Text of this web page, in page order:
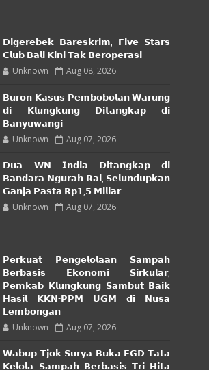
𝗗𝗶𝗴𝗲𝗿𝗲𝗯𝗲𝗸 𝗕𝗮𝗿𝗲𝘀𝗸𝗿𝗶𝗺, 𝗙𝗶𝘃𝗲 𝗦𝘁𝗮𝗿𝘀
𝗖𝗹𝘂𝗯 𝗕𝗮𝗹𝗶 𝗞𝗶𝗻𝗶 𝗧𝗮𝗸 𝗕𝗲𝗿𝗼𝗽𝗲𝗿𝗮𝘀𝗶
Unknown Aug 08, 2026
𝗕𝘂𝗿𝗼𝗻 𝗞𝗮𝘀𝘂𝘀 𝗣𝗲𝗺𝗯𝗼𝗯𝗼𝗹𝗮𝗻 𝗪𝗮𝗿𝘂𝗻𝗴
𝗱𝗶 𝗞𝗹𝘂𝗻𝗴𝗸𝘂𝗻𝗴 𝗗𝗶𝘁𝗮𝗻𝗴𝗸𝗮𝗽 𝗱𝗶
𝗕𝗮𝗻𝘆𝘂𝘄𝗮𝗻𝗴𝗶
Unknown Aug 07, 2026
𝗗𝘂𝗮 𝗪𝗡 𝗜𝗻𝗱𝗶𝗮 𝗗𝗶𝘁𝗮𝗻𝗴𝗸𝗮𝗽 𝗱𝗶
𝗕𝗮𝗻𝗱𝗮𝗿𝗮 𝗡𝗴𝘂𝗿𝗮𝗵 𝗥𝗮𝗶, 𝗦𝗲𝗹𝘂𝗻𝗱𝘂𝗽𝗸𝗮𝗻
𝗚𝗮𝗻𝗷𝗮 𝗣𝗮𝘀𝘁𝗮 𝗥𝗽𝟭,𝟱 𝗠𝗶𝗹𝗶𝗮𝗿
Unknown Aug 07, 2026
𝗣𝗲𝗿𝗸𝘂𝗮𝘁 𝗣𝗲𝗻𝗴𝗲𝗹𝗼𝗹𝗮𝗮𝗻 𝗦𝗮𝗺𝗽𝗮𝗵
𝗕𝗲𝗿𝗯𝗮𝘀𝗶𝘀 𝗘𝗸𝗼𝗻𝗼𝗺𝗶 𝗦𝗶𝗿𝗸𝘂𝗹𝗮𝗿,
𝗣𝗲𝗺𝗸𝗮𝗯 𝗞𝗹𝘂𝗻𝗴𝗸𝘂𝗻𝗴 𝗦𝗮𝗺𝗯𝘂𝘁 𝗕𝗮𝗶𝗸
𝗛𝗮𝘀𝗶𝗹 𝗞𝗞𝗡-𝗣𝗣𝗠 𝗨𝗚𝗠 𝗱𝗶 𝗡𝘂𝘀𝗮
𝗟𝗲𝗺𝗯𝗼𝗻𝗴𝗮𝗻
Unknown Aug 07, 2026
𝗪𝗮𝗯𝘂𝗽 𝗧𝗷𝗼𝗸 𝗦𝘂𝗿𝘆𝗮 𝗕𝘂𝗸𝗮 𝗙𝗚𝗗 𝗧𝗮𝘁𝗮
𝗞𝗲𝗹𝗼𝗹𝗮 𝗦𝗮𝗺𝗽𝗮𝗵 𝗕𝗲𝗿𝗯𝗮𝘀𝗶𝘀 𝗧𝗿𝗶 𝗛𝗶𝘁𝗮